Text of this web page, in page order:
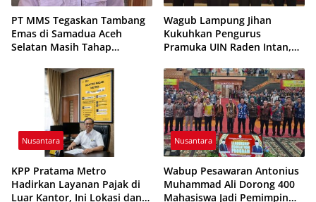
PT MMS Tegaskan Tambang
Emas di Samadua Aceh
Selatan Masih Tahap
Wagub Lampung Jihan
Kukuhkan Pengurus
Pramuka UIN Raden Intan,
Karakter Generasi Muda
Nusantara
KPP Pratama Metro
Hadirkan Layanan Pajak di
Luar Kantor, Ini Lokasi dan
Nusantara
Wabup Pesawaran Antonius
Muhammad Ali Dorong 400
Mahasiswa Jadi Pemimpin